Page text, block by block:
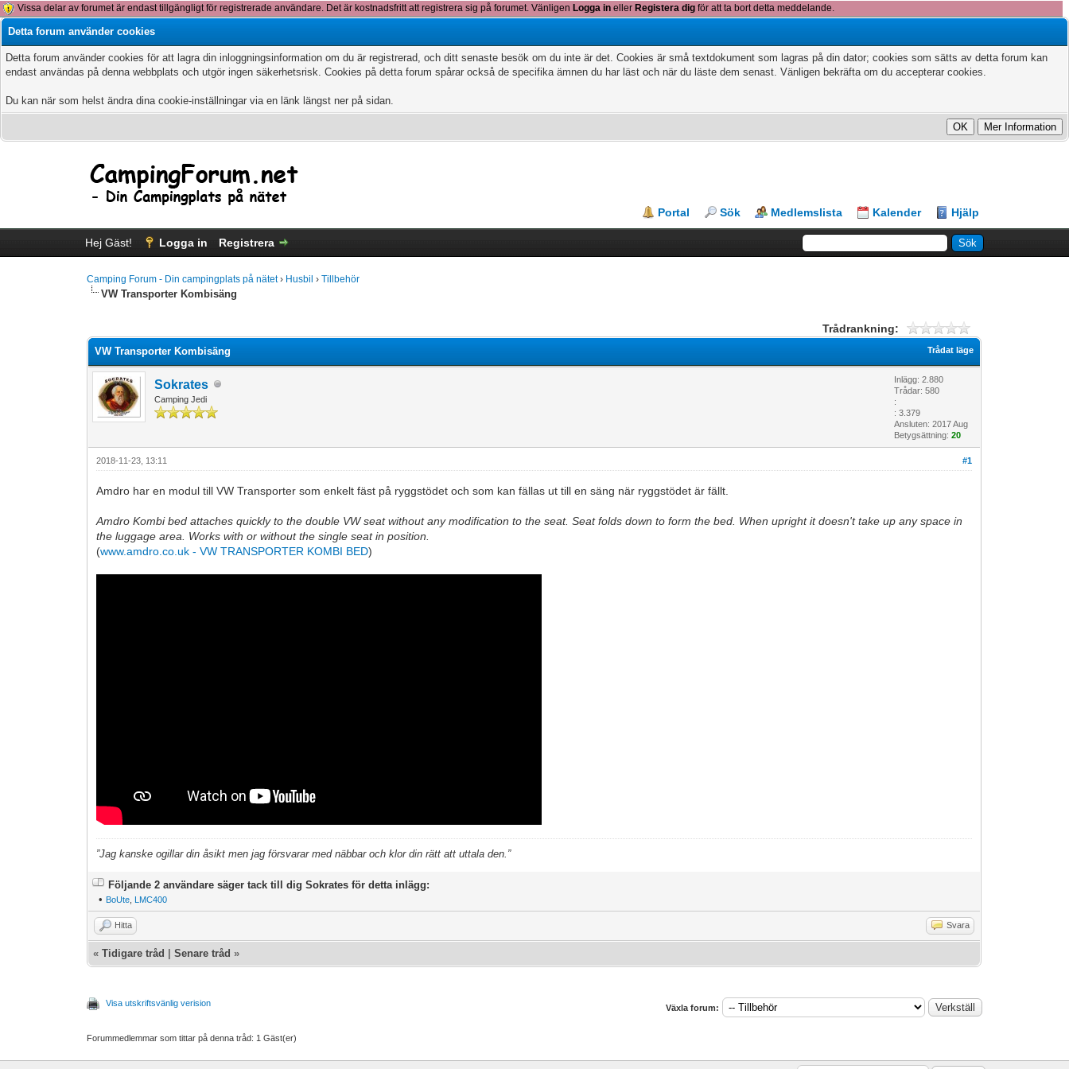
Vissa delar av forumet är endast tillgängligt för registrerade användare. Det är kostnadsfritt att registrera sig på forumet. Vänligen Logga in eller Registera dig för att ta bort detta meddelande.
Detta forum använder cookies
Detta forum använder cookies för att lagra din inloggningsinformation om du är registrerad, och ditt senaste besök om du inte är det. Cookies är små textdokument som lagras på din dator; cookies som sätts av detta forum kan
endast användas på denna webbplats och utgör ingen säkerhetsrisk. Cookies på detta forum spårar också de specifika ämnen du har läst och när du läste dem senast. Vänligen bekräfta om du accepterar cookies.
Du kan när som helst ändra dina cookie-inställningar via en länk längst ner på sidan.
Portal Sök Medlemslista Kalender Hjälp
Hej Gäst! Logga in Registrera
Camping Forum - Din campingplats på nätet› Husbil ›Tillbehör
VW Transporter Kombisäng
Trådrankning:
Trådat läge
VW Transporter Kombisäng
Sokrates
Camping Jedi
Inlägg: 2.880
Trådar: 580
:
: 3.379
Ansluten: 2017 Aug
Betygsättning:20
#1
2018-11-23, 13:11
Amdro har en modul till VW Transporter som enkelt fäst på ryggstödet och som kan fällas ut till en säng när ryggstödet är fällt.
Amdro Kombi bed attaches quickly to the double VW seat without any modification to the seat. Seat folds down to form the bed. When upright it doesn't take up any space in
the luggage area. Works with or without the single seat in position.
(www.amdro.co.uk - VW TRANSPORTER KOMBI BED)
”Jag kanske ogillar din åsikt men jag försvarar med näbbar och klor din rätt att uttala den.”
Följande 2 användare säger tack till dig Sokrates för detta inlägg:
• BoUte LMC400
Hitta Svara
«Tidigare tråd |Senare tråd »
Visa utskriftsvänlig verision Växla forum:
Forummedlemmar som tittar på denna tråd: 1 Gäst(er)